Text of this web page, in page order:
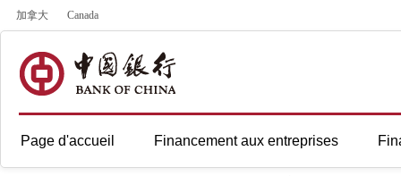
加拿大 Canada
Page d'accueil Financement aux entreprises